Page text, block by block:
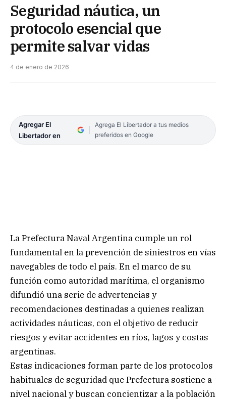
Seguridad náutica, un
protocolo esencial que
permite salvar vidas
4 de enero de 2026
Agregar El
Libertador en
Agrega El Libertador a tus medios
preferidos en Google
La Prefectura Naval Argentina cumple un rol
fundamental en la prevención de siniestros en vías
navegables de todo el país. En el marco de su
función como autoridad marítima, el organismo
difundió una serie de advertencias y
recomendaciones destinadas a quienes realizan
actividades náuticas, con el objetivo de reducir
riesgos y evitar accidentes en ríos, lagos y costas
argentinas.
Estas indicaciones forman parte de los protocolos
habituales de seguridad que Prefectura sostiene a
nivel nacional y buscan concientizar a la población